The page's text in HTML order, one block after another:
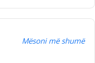
Mësoni më shumë